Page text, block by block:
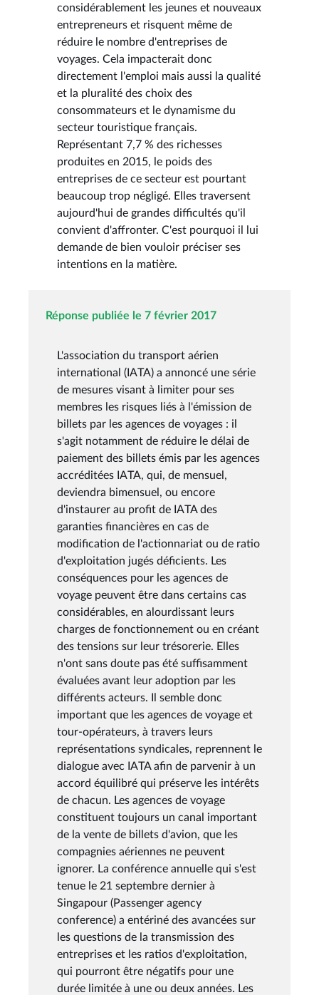
considérablement les jeunes et nouveaux
entrepreneurs et risquent même de
réduire le nombre d'entreprises de
voyages. Cela impacterait donc
directement l'emploi mais aussi la qualité
et la pluralité des choix des
consommateurs et le dynamisme du
secteur touristique français.
Représentant 7,7 % des richesses
produites en 2015, le poids des
entreprises de ce secteur est pourtant
beaucoup trop négligé. Elles traversent
aujourd'hui de grandes difficultés qu'il
convient d'affronter. C'est pourquoi il lui
demande de bien vouloir préciser ses
intentions en la matière.
Réponse publiée le 7 février 2017
L'association du transport aérien
international (IATA) a annoncé une série
de mesures visant à limiter pour ses
membres les risques liés à l'émission de
billets par les agences de voyages : il
s'agit notamment de réduire le délai de
paiement des billets émis par les agences
accréditées IATA, qui, de mensuel,
deviendra bimensuel, ou encore
d'instaurer au profit de IATA des
garanties financières en cas de
modification de l'actionnariat ou de ratio
d'exploitation jugés déficients. Les
conséquences pour les agences de
voyage peuvent être dans certains cas
considérables, en alourdissant leurs
charges de fonctionnement ou en créant
des tensions sur leur trésorerie. Elles
n'ont sans doute pas été suffisamment
évaluées avant leur adoption par les
différents acteurs. Il semble donc
important que les agences de voyage et
tour-opérateurs, à travers leurs
représentations syndicales, reprennent le
dialogue avec IATA afin de parvenir à un
accord équilibré qui préserve les intérêts
de chacun. Les agences de voyage
constituent toujours un canal important
de la vente de billets d'avion, que les
compagnies aériennes ne peuvent
ignorer. La conférence annuelle qui s'est
tenue le 21 septembre dernier à
Singapour (Passenger agency
conference) a entériné des avancées sur
les questions de la transmission des
entreprises et les ratios d'exploitation,
qui pourront être négatifs pour une
durée limitée à une ou deux années. Les